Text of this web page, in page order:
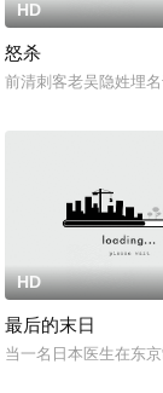
屡袭敌寇威震四方
。在调查一系列血
HD
怒杀
前清刺客老吴隐姓埋
他要对付的是黑帮
，与毒贩展开了一
HD
最后的末日
当一名日本医生在东